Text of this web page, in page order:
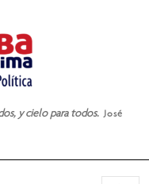
y cielo para todos. José